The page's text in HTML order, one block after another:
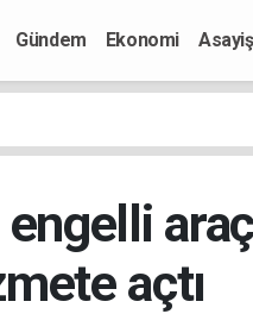
Gündem Ekonomi Asayiş
engelli
açtı